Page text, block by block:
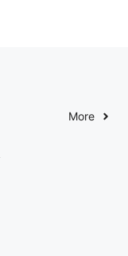
More